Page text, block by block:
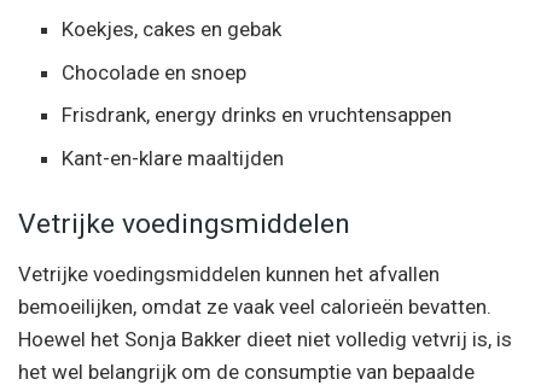
Koekjes, cakes en gebak
Chocolade en snoep
Frisdrank, energy drinks en vruchtensappen
Kant-en-klare maaltijden
Vetrijke voedingsmiddelen
Vetrijke voedingsmiddelen kunnen het afvallen
bemoeilijken, omdat ze vaak veel calorieën bevatten.
Hoewel het Sonja Bakker dieet niet volledig vetvrij is, is
het wel belangrijk om de consumptie van bepaalde